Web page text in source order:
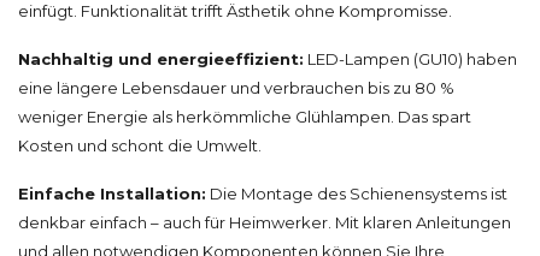
einfügt. Funktionalität trifft Ästhetik ohne Kompromisse.
Nachhaltig und energieeffizient: LED-Lampen (GU10) haben
eine längere Lebensdauer und verbrauchen bis zu 80 %
weniger Energie als herkömmliche Glühlampen. Das spart
Kosten und schont die Umwelt.
Einfache Installation: Die Montage des Schienensystems ist
denkbar einfach – auch für Heimwerker. Mit klaren Anleitungen
und allen notwendigen Komponenten können Sie Ihre